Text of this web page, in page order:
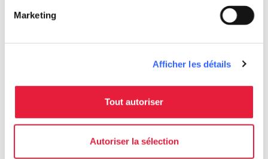
Marketing
Afficher les détails
Tout autoriser
Autoriser la sélection
Via Ghibellina, 70, 50122 Firenze FI, Italia
language
https://www.casabuonarroti.it/